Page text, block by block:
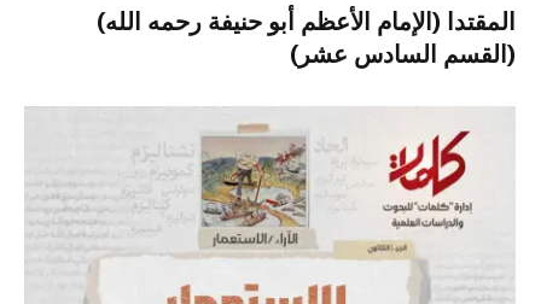
المقتدا (الإمام الأعظم أبو حنيفة رحمه الله)
(القسم السادس عشر)